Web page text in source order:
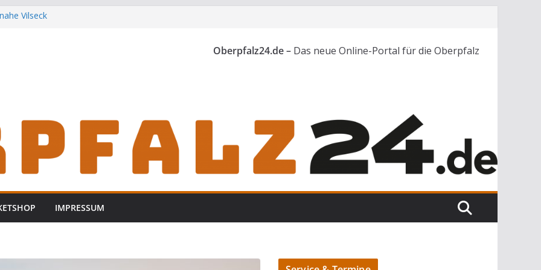
Vilseck
Oberpfalz24.de – Das neue Online-Portal für die Oberpfalz
IMPRESSUM